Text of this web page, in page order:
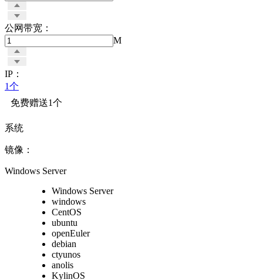
公网带宽：
M
IP：
1个
免费赠送1个
系统
镜像：
Windows Server
Windows Server
windows
CentOS
ubuntu
openEuler
debian
ctyunos
anolis
KylinOS